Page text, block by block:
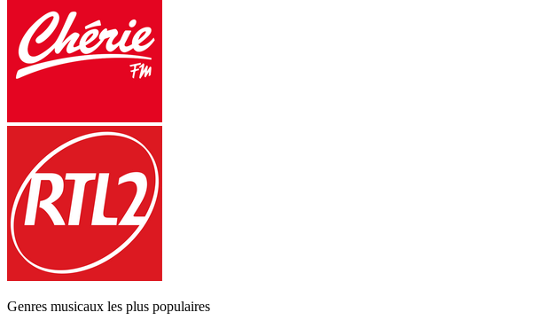
Genres musicaux les plus populaires